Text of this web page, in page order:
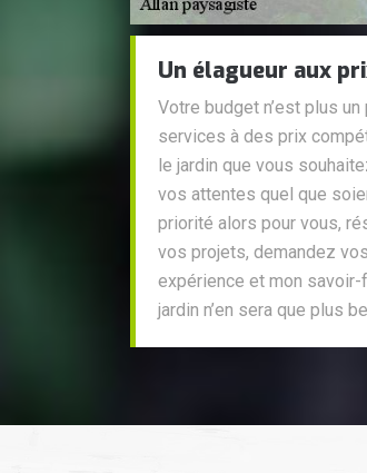
Un élagueur aux
Votre budget n’est plus
services à des prix
le jardin que vous
vos attentes quel que
priorité alors pour vous,
vos projets, demandez
expérience et mon
jardin n’en sera que plus